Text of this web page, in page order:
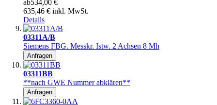
ab534,00 €
635,46 € inkl. MwSt.
Details
03311A/B
Siemens FBG. Messkr. Istw. 2 Achsen 8 Mh
Anfragen
03311BB
**nach GWE Nummer abklären**
Anfragen